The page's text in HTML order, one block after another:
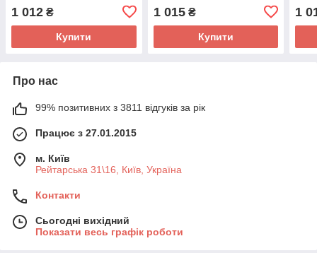
(9781009151993)
Cambridge University Press
1 012 ₴
Купити
Cambridge University Press
Education
1 015₴
Купити
1
Про нас
99% позитивних з 3811 відгуків за рік
Працює з 27.01.2015
м. Київ
Рейтарська 31\16, Київ, Україна
Контакти
Сьогодні вихідний
Показати весь графік роботи